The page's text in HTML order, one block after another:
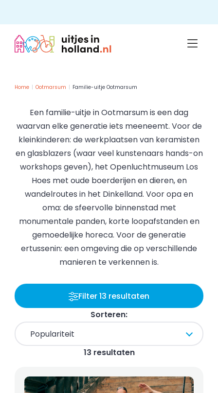
content
Home Ootmarsum Familie-uitje Ootmarsum
Een familie-uitje in Ootmarsum is een dag
waarvan elke generatie iets meeneemt. Voor de
kleinkinderen: de werkplaatsen van keramisten
en glasblazers (waar veel kunstenaars hands-on
workshops geven), het Openluchtmuseum Los
Hoes met oude boerderijen en dieren, en
wandelroutes in het Dinkelland. Voor opa en
oma: de sfeervolle binnenstad met
monumentale panden, korte loopafstanden en
gemoedelijke horeca. Voor de generatie
ertussenin: een omgeving die op verschillende
manieren te verkennen is.
Filter 13 resultaten
13 resultaten
Sorteren: